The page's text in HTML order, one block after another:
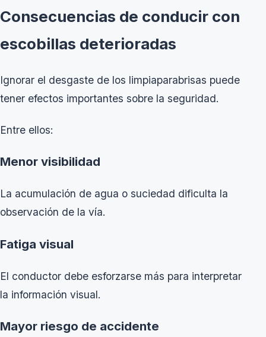
Consecuencias de conducir con
escobillas deterioradas
Ignorar el desgaste de los limpiaparabrisas puede
tener efectos importantes sobre la seguridad.
Entre ellos:
Menor visibilidad
La acumulación de agua o suciedad dificulta la
observación de la vía.
Fatiga visual
El conductor debe esforzarse más para interpretar
la información visual.
Mayor riesgo de accidente